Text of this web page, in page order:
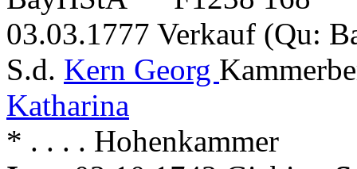
03.03.1777 Verkauf (Qu:
S.d. Kern Georg
Katharina
* . . . . Hohenkammer